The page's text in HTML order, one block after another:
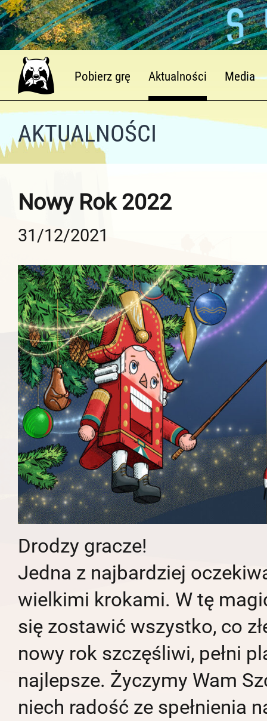
Pobierz grę Aktualności Media
AKTUALNOŚCI
Nowy Rok 2022
31/12/2021
Drodzy gracze!
Jedna z najbardziej
wielkimi krokami. W tę
się zostawić wszystko, co
nowy rok szczęśliwi, pełni
najlepsze. Życzymy Wam
niech radość ze spełnienia